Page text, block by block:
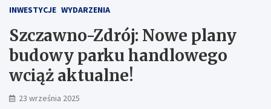
INWESTYCJE WYDARZENIA
Szczawno-Zdrój: Nowe plany
budowy parku handlowego
wciąż aktualne!
23 września 2025